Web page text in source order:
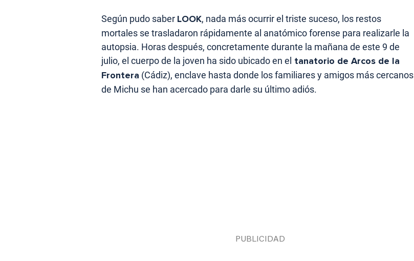
Según pudo saber LOOK, nada más ocurrir el triste suceso, los restos
mortales se trasladaron rápidamente al anatómico forense para realizarle la
autopsia. Horas después, concretamente durante la mañana de este 9 de
julio, el cuerpo de la joven ha sido ubicado en el tanatorio de Arcos de la
Frontera (Cádiz), enclave hasta donde los familiares y amigos más cercanos
de Michu se han acercado para darle su último adiós.